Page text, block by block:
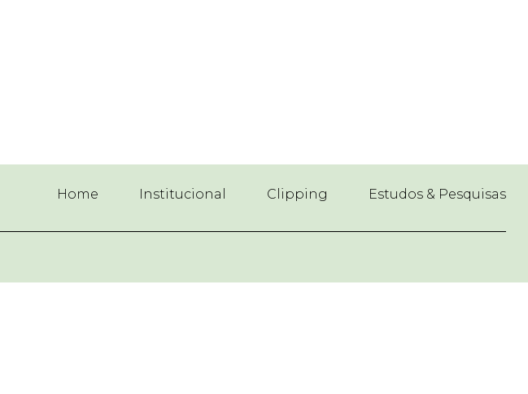
Home Institucional Clipping Estudos & Pesquisas